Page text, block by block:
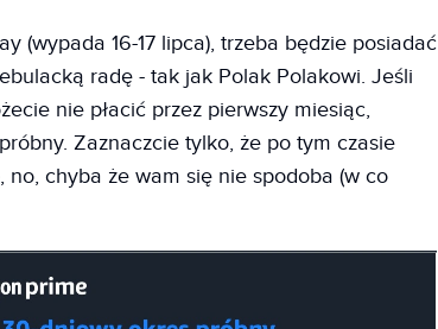
(wypada 16-17 lipca), trzeba będzie posiadać
radę - tak jak Polak Polakowi. Jeśli
nie płacić przez pierwszy miesiąc,
Zaznaczcie tylko, że po tym czasie
no, chyba że wam się nie spodoba (w co